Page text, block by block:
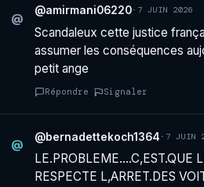
@
@amirmani06220· 7 JUIN 2026
Scandaleux cette justice
assumer les conséquences
petit ange
Répondre Signaler
@
@bernadettekoch1364 · 7 JUIN
LE.PROBLEME….C,EST.QUE
RESPECTE L,ARRET.DES